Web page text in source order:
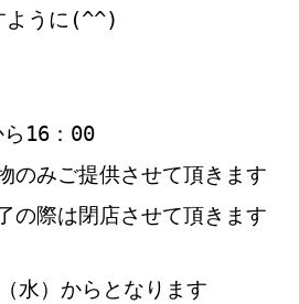
ように(^^)
16：00
のみご提供させて頂きます
の際は閉店させて頂きます
水）からとなります